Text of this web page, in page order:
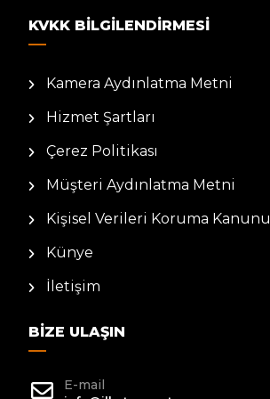
KVKK BILGILENDIRMESI
Kamera Aydınlatma Metni
Hizmet Şartları
Çerez Politikası
Müşteri Aydınlatma Metni
Kişisel Verileri Koruma Kanunu
Künye
İletişim
BIZE ULAŞIN
E-mail